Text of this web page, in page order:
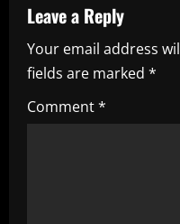
i
g
a
Leave a Reply
Your email address
fields are marked *
Comment*